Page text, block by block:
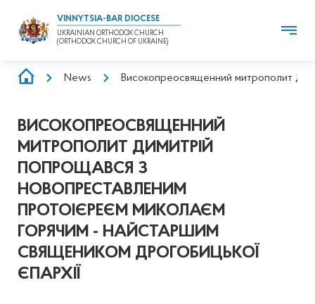
VINNYTSIA-BAR DIOCESE
UKRAINIAN ORTHODOX CHURCH
(ORTHODOX CHURCH OF UKRAINE)
BREADCRUMB
News Високопреосвященний митрополит
ВИСОКОПРЕОСВЯЩЕННИЙ
МИТРОПОЛИТ ДИМИТРІЙ
ПОПРОЩАВСЯ З
НОВОПРЕСТАВЛЕНИМ
ПРОТОІЄРЕЄМ МИКОЛАЄМ
ГОРЯЧИМ - НАЙСТАРШИМ
СВЯЩЕНИКОМ ДРОГОБИЦЬКОЇ
ЄПАРХІЇ